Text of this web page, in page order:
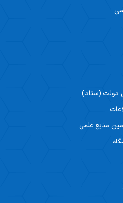
دولت (ستاد)
منابع علمی